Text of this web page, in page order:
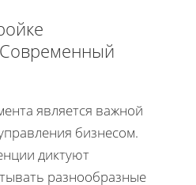
является важной
бизнесом.
диктуют
разнообразные